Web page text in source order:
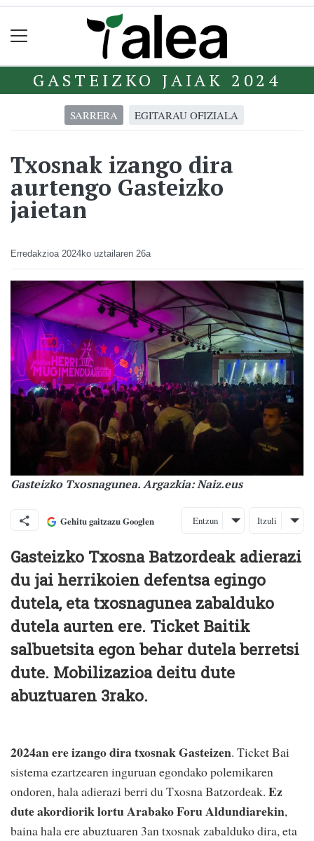
GASTEIZKO JAIAK 2024
SARRERA EGITARAU OFIZIALA
Txosnak izango dira
aurtengo Gasteizko
jaietan
Erredakzioa 2024ko uztailaren 26a
Gasteizko Txosnagunea. Argazkia: Naiz.eus
Gehitu gaitzazu Googlen Entzun Itzuli
Gasteizko Txosna Batzordeak adierazi
du jai herrikoien defentsa egingo
dutela, eta txosnagunea zabalduko
dutela aurten ere. Ticket Baitik
salbuetsita egon behar dutela berretsi
dute. Mobilizazioa deitu dute
abuztuaren 3rako.
2024an ere izango dira txosnak Gasteizen. Ticket Bai
sistema ezartzearen inguruan egondako polemikaren
ondoren, hala adierazi berri du Txosna Batzordeak. Ez
dute akordiorik lortu Arabako Foru Aldundiarekin,
baina hala ere abuztuaren 3an txosnak zabalduko dira, eta